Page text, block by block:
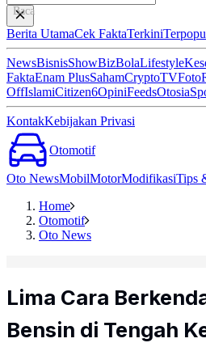
Baca lebih cepat.
Berita UtamaCek FaktaTerkini
NewsBisnisShowBizBolaLifestyle
FaktaEnam PlusSahamCryptoTVFoto
OffIslamiCitizen6OpiniFeedsOtosia
KontakKebijakan Privasi
Otomotif
Oto NewsMobilMotorModifikasiTips
Home
Otomotif
Oto News
Lima Cara
Bensin di Tengah